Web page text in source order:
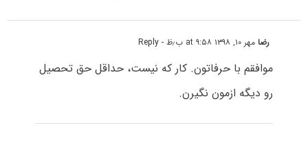
رضامهر ۱۰, ۱۳۹۸ at ۹:۵۸ ب٫ظ - Reply
موافقم با حرفاتون. کار که نیست، حداقل حق تحصیل
رو دیگه ازمون نگیرن.